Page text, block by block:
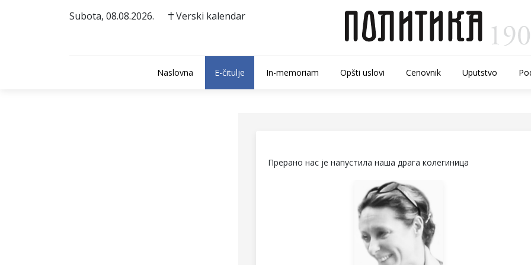
Subota, 08.08.2026. Verski kalendar
Naslovna E-čitulje In-memoriam Opšti uslovi Cenovnik Uputstvo
Прерано нас је напустила наша драга колегиница